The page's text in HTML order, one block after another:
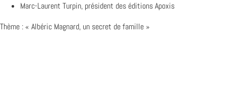
Marc-Laurent Turpin, président des éditions Apoxis
Thème : « Albéric Magnard, un secret de famille »